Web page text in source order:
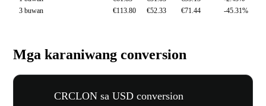
3 buwan
€113.80 €52.33 €71.44 -45.31%
Mga karaniwang conversion
CRCLON sa USD conversion